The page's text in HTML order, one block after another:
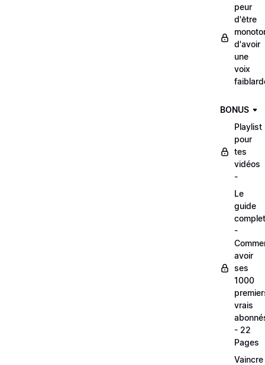
peur
d'être
d'avoir
une
voix
BONUS
Playlist
pour
tes
vidéos
-
Le
guide
complet
-
avoir
ses
1000
vrais
- 22
Pages
Vaincre